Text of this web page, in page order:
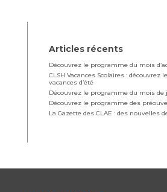
Articles récents
Découvrez le programme du mois
CLSH Vacances Scolaires : découvrez
vacances d’été
Découvrez le programme du mois de
Découvrez le programme des
La Gazette des CLAE : des nouvelles